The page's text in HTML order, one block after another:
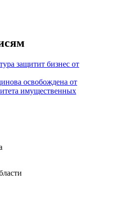
защитит бизнес от
освобождена от
имущественных